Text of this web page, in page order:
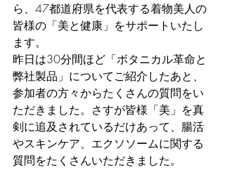
ら、47都道府県を代表する着物美人の
皆様の「美と健康」をサポートいたし
ます。
昨日は30分間ほど「ボタニカル革命と
弊社製品」についてご紹介したあと、
参加者の方々からたくさんの質問をい
ただきました。さすが皆様「美」を真
剣に追及されているだけあって、腸活
やスキンケア、エクソソームに関する
質問をたくさんいただきました。